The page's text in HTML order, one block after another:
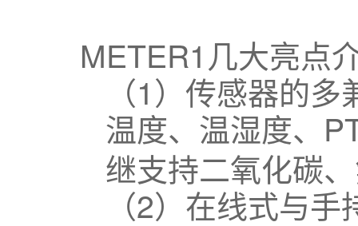
METER1 几大亮点
（1）
传感器的多
温度、温湿度、
继支持二氧化碳
（2）
在线式与手